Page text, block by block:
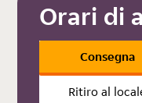
Orari di
Consegna
Ritiro al